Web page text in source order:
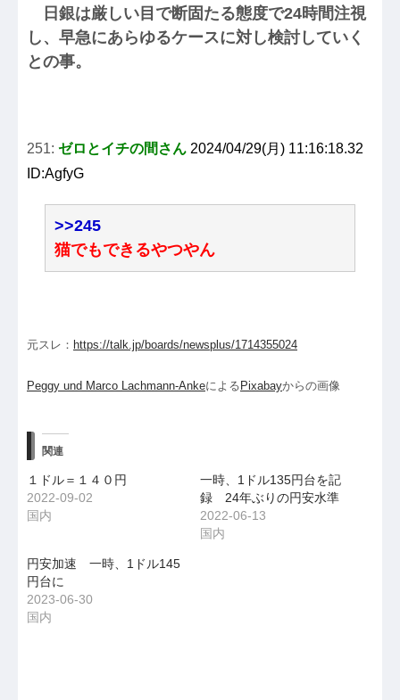
日銀は厳しい目で断固たる態度で24時間注視
し、早急にあらゆるケースに対し検討していく
との事。
251: ゼロとイチの間さん 2024/04/29(月) 11:16:18.32
ID:AgfyG
>>245
猫でもできるやつやん
元スレ： https://talk.jp/boards/newsplus/1714355024
Peggy und Marco Lachmann-Ankeによる Pixabayからの画像
関連
１ドル＝１４０円
2022-09-02
国内
一時、1ドル135円台を記
録 24年ぶりの円安水準
2022-06-13
国内
円安加速 一時、1ドル145
円台に
2023-06-30
国内